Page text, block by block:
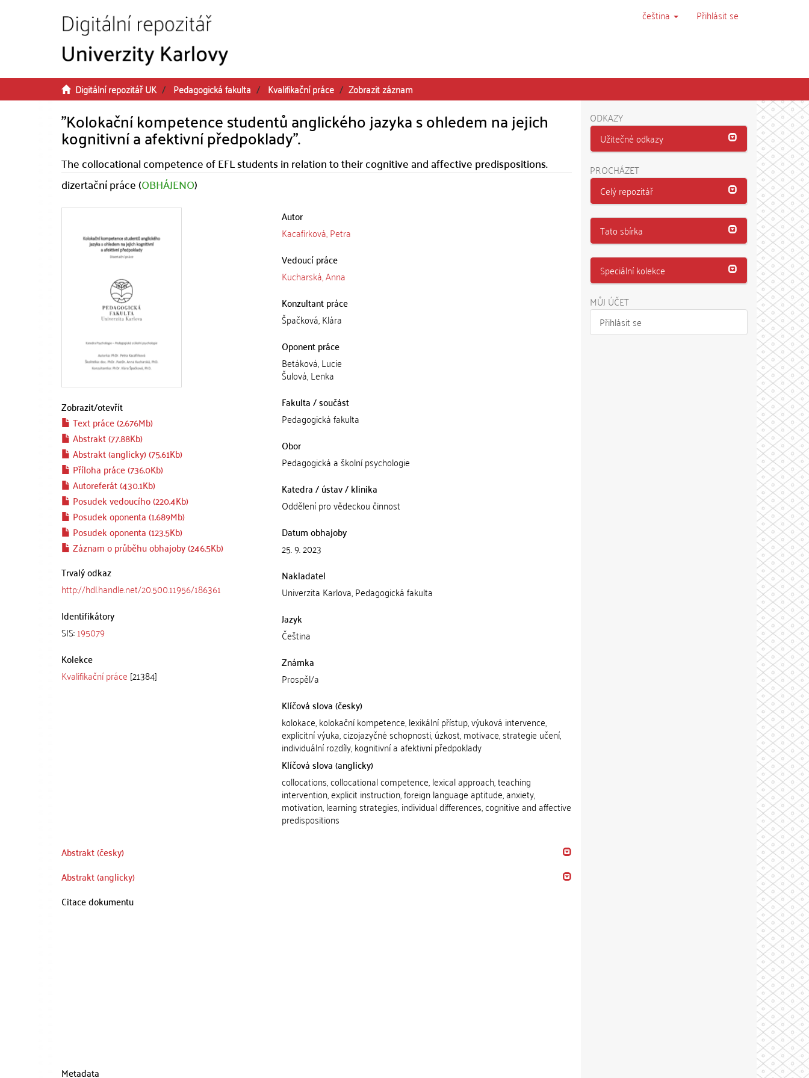
čeština Přihlásit se
Digitální repozitář UK Pedagogická fakulta Kvalifikační práce Zobrazit záznam
"Kolokační kompetence studentů anglického jazyka s ohledem na jejich
kognitivní a afektivní předpoklady".
The collocational competence of EFL students in relation to their cognitive and affective predispositions.
dizertační práce (OBHÁJENO)
Zobrazit/otevřít
Text práce (2.676Mb)
Abstrakt (77.88Kb)
Abstrakt (anglicky) (75.61Kb)
Příloha práce (736.0Kb)
Autoreferát (430.1Kb)
Posudek vedoucího (220.4Kb)
Posudek oponenta (1.689Mb)
Posudek oponenta (123.5Kb)
Záznam o průběhu obhajoby (246.5Kb)
Trvalý odkaz
http://hdl.handle.net/20.500.11956/186361
Identifikátory
SIS:195079
Kolekce
Kvalifikační práce [21384]
Autor
Kacafírková, Petra
Vedoucí práce
Kucharská, Anna
Konzultant práce
Špačková, Klára
Oponent práce
Betáková, Lucie
Šulová, Lenka
Fakulta / součást
Pedagogická fakulta
Obor
Pedagogická a školní psychologie
Katedra / ústav / klinika
Oddělení pro vědeckou činnost
Datum obhajoby
25. 9. 2023
Nakladatel
Univerzita Karlova, Pedagogická fakulta
Jazyk
Čeština
Známka
Prospěl/a
Klíčová slova (česky)
kolokace, kolokační kompetence, lexikální přístup, výuková intervence,
explicitní výuka, cizojazyčné schopnosti, úzkost, motivace, strategie učení,
individuální rozdíly, kognitivní a afektivní předpoklady
Klíčová slova (anglicky)
collocations, collocational competence, lexical approach, teaching
intervention, explicit instruction, foreign language aptitude, anxiety,
motivation, learning strategies, individual differences, cognitive and affective
predispositions
Abstrakt (česky)
Abstrakt (anglicky)
Citace dokumentu
Metadata
ODKAZY
Užitečné odkazy
PROCHÁZET
Celý repozitář
Tato sbírka
Speciální kolekce
MŮJ ÚČET
Přihlásit se